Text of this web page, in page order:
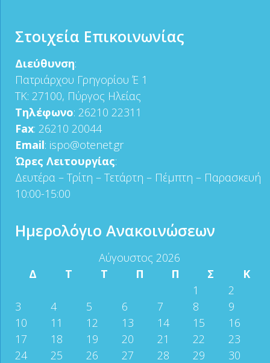
Περιοδικό “Αχαϊκή Ιατρική”
Ιούλιος-Σεπτέμβριος 2025
Στοιχεία Επικοινωνίας
Διεύθυνση:
Πατριάρχου Γρηγορίου Έ 1
ΤΚ: 27100, Πύργος Ηλείας
Τηλέφωνο: 26210 22311
Fax: 26210 20044
Email: ispo@otenet.gr
Ώρες Λειτουργίας:
Δευτέρα – Τρίτη – Τετάρτη – Πέμπτη – Παρασκευή
10:00-15:00
Ημερολόγιο Ανακοινώσεων
Αύγουστος 2026
Δ
Τ Τ Π Π Σ
Κ
1
2
3
4 5 6 7 8
9
10
11 12 13 14 15
16
17
18 19 20 21 22
23
24
25 26 27 28 29
30